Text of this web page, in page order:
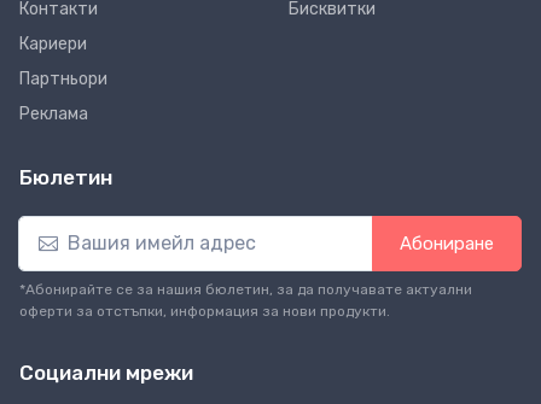
Контакти
Кариери
Партньори
Реклама
Бисквитки
Бюлетин
Абониране
*Абонирайте се за нашия бюлетин, за да получавате актуални
оферти за отстъпки, информация за нови продукти.
Социални мрежи